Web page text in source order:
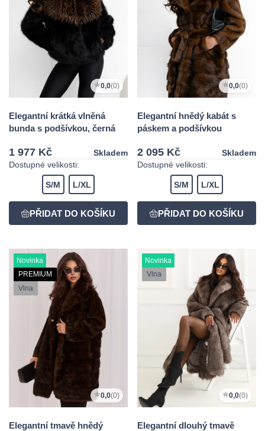
0,0(0)
Elegantní krátká vlněná
bunda s podšívkou, černá
1 977 Kč
Skladem
Dostupné velikosti:
S/M L/XL
0,0(0)
Elegantní hnědý kabát s
páskem a podšívkou
2 095 Kč
Skladem
Dostupné velikosti:
S/M L/XL
Novinka
PREMIUM
Vlna
0,0(0)
Elegantní tmavě hnědý
Novinka
Vlna
0,0(0)
Elegantní dlouhý tmavě